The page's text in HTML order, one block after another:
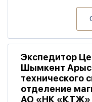
Экспедитор
Шымкент
технического
отделение
АО «НК «ҚТЖ»